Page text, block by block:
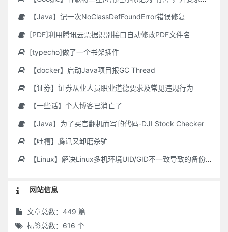
【Java】记一次NoClassDefFoundError错误修复
[PDF]利用腾讯云票据识别接口自动修改PDF文件名
[typecho]做了一个书架插件
【docker】启动Java项目报GC Thread
【证券】证券从业人员职业道德要求及常见违规行为
【一些话】个人博客已消亡了
【Java】为了买官翻机而写的代码-DJI Stock Checker
【吐槽】腾讯又卸磨杀驴
【Linux】解决Linux多机环境UID/GID不一致导致的备份权限问题
网站信息
文章总数：449 篇
标签总数：616 个